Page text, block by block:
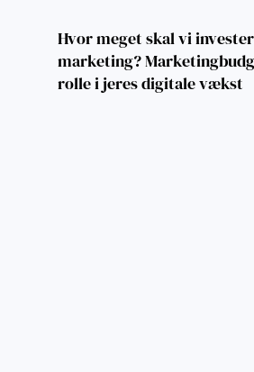
Hvor meget skal vi
marketing?
rolle i jeres digitale vækst